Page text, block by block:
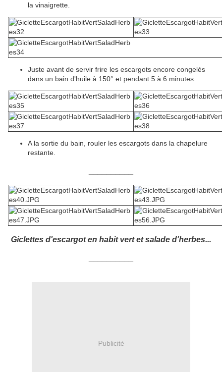
la vinaigrette.
Juste avant de servir frire les escargots encore congelés
dans un bain d'huile à 150° et pendant 5 à 6 minutes.
A la sortie du bain, rouler les escargots dans la chapelure
restante.
Giclettes d'escargot en habit vert et salade d'herbes...
Publicité